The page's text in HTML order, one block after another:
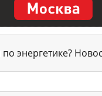
энергетике?